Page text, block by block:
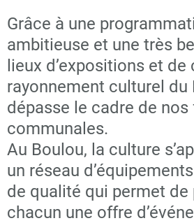
Grâce à une
ambitieuse et une très
lieux d’expositions et
rayonnement culturel du
dépasse le cadre de
communales.
Au Boulou, la culture
un réseau
de qualité qui permet de
chacun une offre